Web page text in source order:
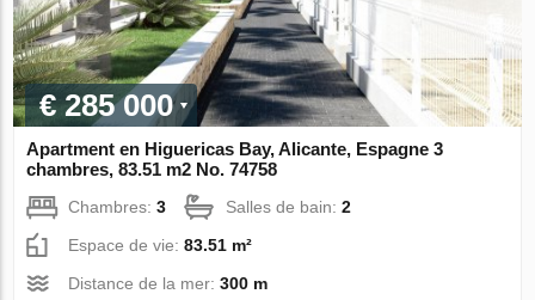
€ 285 000
Apartment en Higuericas Bay, Alicante, Espagne 3
chambres, 83.51 m2 No. 74758
Chambres:3 Salles de bain:2
Espace de vie:83.51 m²
Distance de la mer:300 m